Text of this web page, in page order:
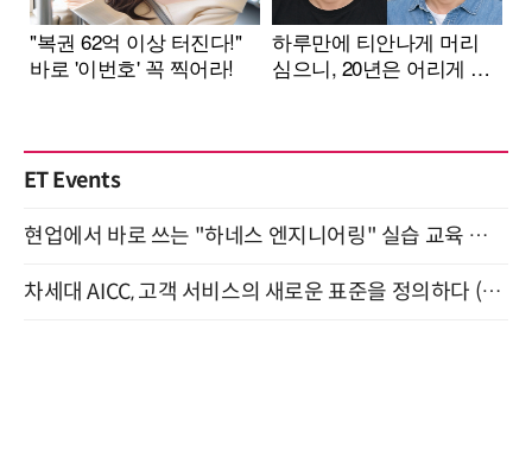
ET Events
현업에서 바로 쓰는 "하네스 엔지니어링" 실습 교육 워크숍 8월 20일 개최
차세대 AICC, 고객 서비스의 새로운 표준을 정의하다 (9/9)